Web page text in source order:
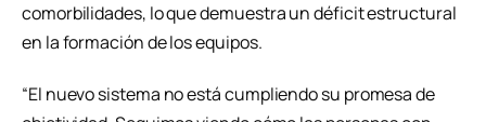
comorbilidades, lo que demuestra un déficit estructural
en la formación de los equipos.
“El nuevo sistema no está cumpliendo su promesa de